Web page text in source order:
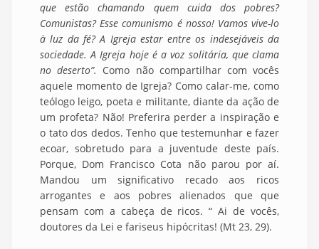
que estão chamando quem cuida dos pobres?
Comunistas? Esse comunismo é nosso! Vamos vive-lo
à luz da fé? A Igreja estar entre os indesejáveis da
sociedade. A Igreja hoje é a voz solitária, que clama
no deserto”. Como não compartilhar com vocês
aquele momento de Igreja? Como calar-me, como
teólogo leigo, poeta e militante, diante da ação de
um profeta? Não! Preferira perder a inspiração e
o tato dos dedos. Tenho que testemunhar e fazer
ecoar, sobretudo para a juventude deste país.
Porque, Dom Francisco Cota não parou por aí.
Mandou um significativo recado aos ricos
arrogantes e aos pobres alienados que que
pensam com a cabeça de ricos. “ Ai de vocês,
doutores da Lei e fariseus hipócritas! (Mt 23, 29).